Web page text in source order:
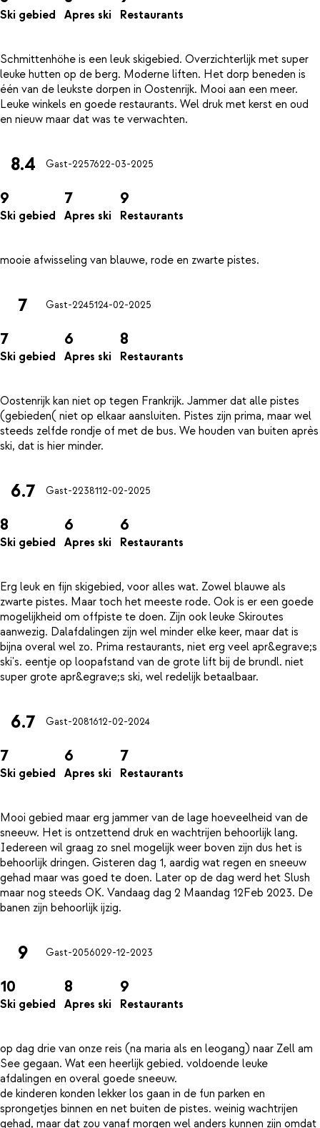
Ski gebied Apres ski Restaurants
Schmittenhöhe is een leuk skigebied. Overzichterlijk met super
leuke hutten op de berg. Moderne liften. Het dorp beneden is
één van de leukste dorpen in Oostenrijk. Mooi aan een meer.
Leuke winkels en goede restaurants. Wel druk met kerst en oud
8.4 Gast-2257622-03-2025
9
Ski gebied
7
Apres ski
9
Restaurants
7 Gast-2245124-02-2025
7
Ski gebied
6
Apres ski
8
Restaurants
Oostenrijk kan niet op tegen Frankrijk. Jammer dat alle pistes
(gebieden( niet op elkaar aansluiten. Pistes zijn prima, maar wel
steeds zelfde rondje of met de bus. We houden van buiten après
6.7 Gast-2238112-02-2025
8
Ski gebied
6
Apres ski
6
Restaurants
Erg leuk en fijn skigebied, voor alles wat. Zowel blauwe als
zwarte pistes. Maar toch het meeste rode. Ook is er een goede
mogelijkheid om offpiste te doen. Zijn ook leuke Skiroutes
aanwezig. Dalafdalingen zijn wel minder elke keer, maar dat is
bijna overal wel zo. Prima restaurants, niet erg veel apr&egrave;s
ski's. eentje op loopafstand van de grote lift bij de brundl. niet
6.7 Gast-2081612-02-2024
7
Ski gebied
6
Apres ski
7
Restaurants
Mooi gebied maar erg jammer van de lage hoeveelheid van de
sneeuw. Het is ontzettend druk en wachtrijen behoorlijk lang.
Iedereen wil graag zo snel mogelijk weer boven zijn dus het is
behoorlijk dringen. Gisteren dag 1, aardig wat regen en sneeuw
gehad maar was goed te doen. Later op de dag werd het Slush
maar nog steeds OK. Vandaag dag 2 Maandag 12Feb 2023. De
9 Gast-2056029-12-2023
10
Ski gebied
8
Apres ski
9
Restaurants
op dag drie van onze reis (na maria als en leogang) naar Zell am
See gegaan. Wat een heerlijk gebied. voldoende leuke
afdalingen en overal goede sneeuw.
de kinderen konden lekker los gaan in de fun parken en
sprongetjes binnen en net buiten de pistes. weinig wachtrijen
gehad, maar dat zou vanaf morgen wel anders kunnen zijn omdat